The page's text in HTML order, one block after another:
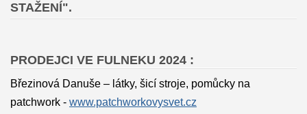
STAŽENÍ".
PRODEJCI VE FULNEKU 2024 :
Březinová Danuše – látky, šicí stroje, pomůcky na
patchwork - www.patchworkovysvet.cz